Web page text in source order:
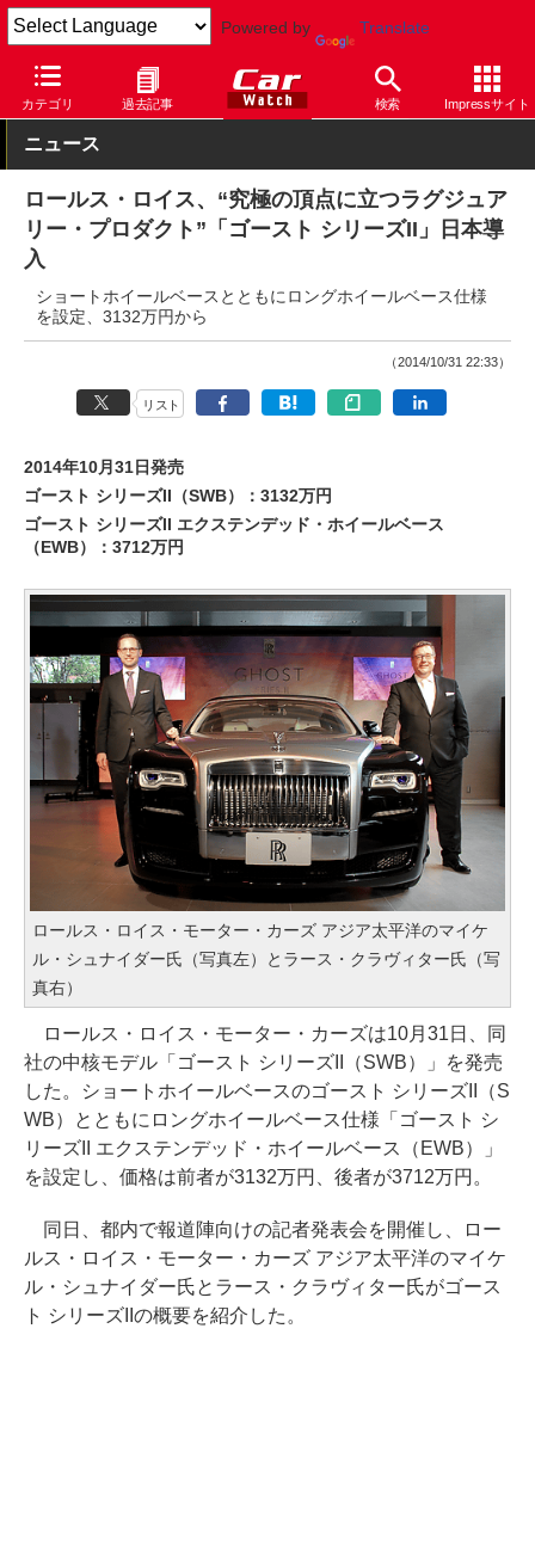
Powered by Translate
カテゴリ 過去記事 検索 Impressサイト
Car Watch 自動車 ロールス・ロイス 乗用車
ニュース
ロールス・ロイス、“究極の頂点に立つラグジュア
リー・プロダクト”「ゴースト シリーズII」日本導
入
ショートホイールベースとともにロングホイールベース仕様
を設定、3132万円から
（2014/10/31 22:33）
リスト
2014年10月31日発売
ゴースト シリーズII（SWB）：3132万円
ゴースト シリーズII エクステンデッド・ホイールベース
（EWB）：3712万円
ロールス・ロイス・モーター・カーズ アジア太平洋のマイケ
ル・シュナイダー氏（写真左）とラース・クラヴィター氏（写
真右）
ロールス・ロイス・モーター・カーズは10月31日、同
社の中核モデル「ゴースト シリーズII（SWB）」を発売
した。ショートホイールベースのゴースト シリーズII（S
WB）とともにロングホイールベース仕様「ゴースト シ
リーズII エクステンデッド・ホイールベース（EWB）」
を設定し、価格は前者が3132万円、後者が3712万円。
同日、都内で報道陣向けの記者発表会を開催し、ロー
ルス・ロイス・モーター・カーズ アジア太平洋のマイケ
ル・シュナイダー氏とラース・クラヴィター氏がゴース
ト シリーズIIの概要を紹介した。